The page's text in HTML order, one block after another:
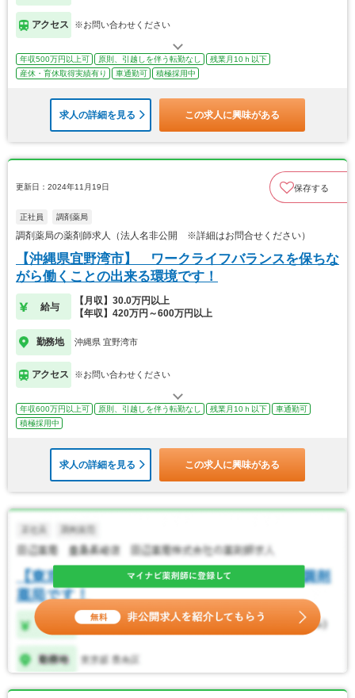
アクセス ※お問い合わせください
年収500万円以上可 原則、引越しを伴う転勤なし
残業月10ｈ以下
産休・育休取得実績有り
車通勤可 積極採用中
求人の詳細を見る この求人に興味がある
更新日：2024年11月19日 保存する
正社員 調剤薬局
調剤薬局の薬剤師求人（法人名非公開 ※詳細はお問合せください）
【沖縄県宜野湾市】 ワークライフバランスを保ちな
がら働くことの出来る環境です！
給与
【月収】30.0万円以上
【年収】420万円～600万円以上
勤務地 沖縄県 宜野湾市
アクセス ※お問い合わせください
年収600万円以上可 原則、引越しを伴う転勤なし 残業月10ｈ以下
車通勤可
積極採用中
求人の詳細を見る この求人に興味がある